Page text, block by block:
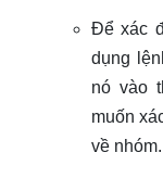
Để xác
dụng
nó vào
muốn
về nhóm.